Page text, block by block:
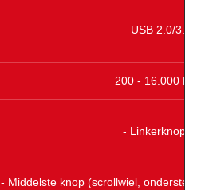
USB 2.0/3.0
200 - 16.000
- Linkerknop,
- Middelste knop (scrollwiel,